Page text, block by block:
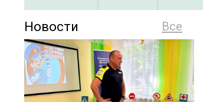
Все
Новости